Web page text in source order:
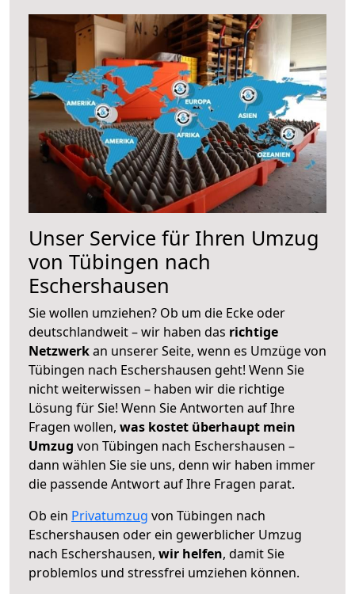
Unser Service für Ihren Umzug
von Tübingen nach
Eschershausen
Sie wollen umziehen? Ob um die Ecke oder
deutschlandweit – wir haben das richtige
Netzwerkan unserer Seite, wenn es Umzüge von
Tübingen nach Eschershausen geht! Wenn Sie
nicht weiterwissen – haben wir die richtige
Lösung für Sie! Wenn Sie Antworten auf Ihre
Fragen wollen, was kostet überhaupt mein
Umzug von Tübingen nach Eschershausen –
dann wählen Sie sie uns, denn wir haben immer
die passende Antwort auf Ihre Fragen parat.
Ob ein Privatumzug von Tübingen nach
Eschershausen oder ein gewerblicher Umzug
nach Eschershausen, wir helfen, damit Sie
problemlos und stressfrei umziehen können.